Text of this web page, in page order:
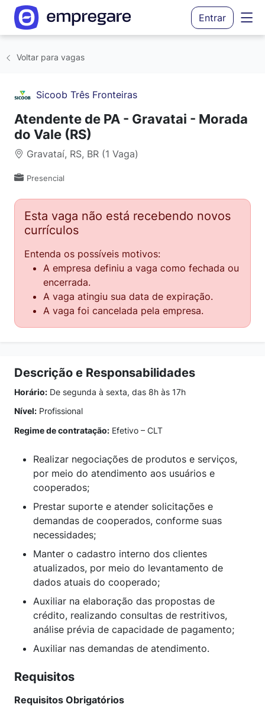
Entrar
Voltar para vagas
Sicoob Três Fronteiras
Atendente de PA - Gravatai - Morada
do Vale (RS)
Gravataí, RS, BR (1 Vaga)
Presencial
Esta vaga não está recebendo novos
currículos
Entenda os possíveis motivos:
A empresa definiu a vaga como fechada ou
encerrada.
A vaga atingiu sua data de expiração.
A vaga foi cancelada pela empresa.
Descrição e Responsabilidades
Horário: De segunda à sexta, das 8h às 17h
Nível: Profissional
Regime de contratação: Efetivo – CLT
Realizar negociações de produtos e serviços,
por meio do atendimento aos usuários e
cooperados;
Prestar suporte e atender solicitações e
demandas de cooperados, conforme suas
necessidades;
Manter o cadastro interno dos clientes
atualizados, por meio do levantamento de
dados atuais do cooperado;
Auxiliar na elaboração das propostas de
crédito, realizando consultas de restritivos,
análise prévia de capacidade de pagamento;
Auxiliar nas demandas de atendimento.
Requisitos
Requisitos Obrigatórios